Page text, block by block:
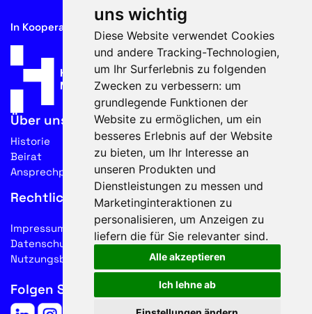
uns wichtig
Diese Website verwendet Cookies
und andere Tracking-Technologien,
um Ihr Surferlebnis zu folgenden
Zwecken zu verbessern: um
grundlegende Funktionen der
Website zu ermöglichen, um ein
besseres Erlebnis auf der Website
zu bieten, um Ihr Interesse an
unseren Produkten und
Dienstleistungen zu messen und
Marketinginteraktionen zu
personalisieren, um Anzeigen zu
liefern die für Sie relevanter sind.
Alle akzeptieren
Ich lehne ab
In Kooperation mit
Über uns
Historie
Beirat
Ansprechpartner
Rechtliches
Impressum
Datenschutz
Nutzungsbedingungen
Folgen Sie uns auf Social Media